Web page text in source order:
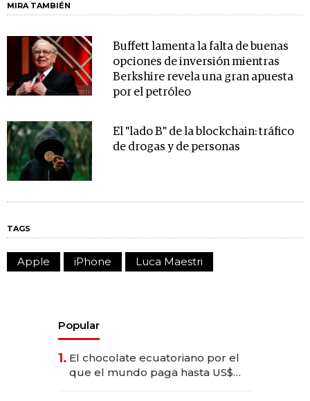
MIRA TAMBIÉN
Buffett lamenta la falta de buenas
opciones de inversión mientras
Berkshire revela una gran apuesta
por el petróleo
El "lado B" de la blockchain: tráfico
de drogas y de personas
TAGS
Apple iPhone Luca Maestri
Popular
1. El chocolate ecuatoriano por el
que el mundo paga hasta US$